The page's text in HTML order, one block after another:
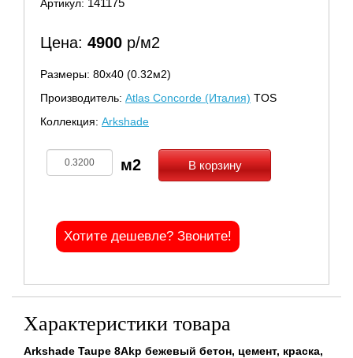
Артикул: 141175
Цена: 4900 р/м2
Размеры: 80х40 (0.32м2)
Производитель: Atlas Concorde (Италия) TOS
Коллекция: Arkshade
В корзину
Хотите дешевле? Звоните!
Характеристики товара
Arkshade Taupe 8Akp бежевый бетон, цемент, краска,